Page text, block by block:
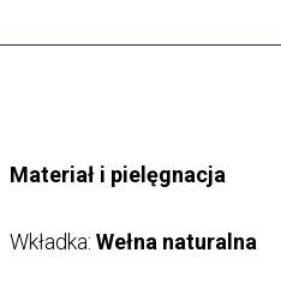
Materiał i pielęgnacja
Wkładka: Wełna naturalna